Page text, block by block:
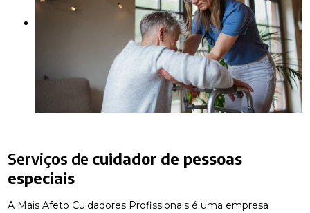
Serviços de cuidador de pessoas
especiais
A Mais Afeto Cuidadores Profissionais é uma empresa